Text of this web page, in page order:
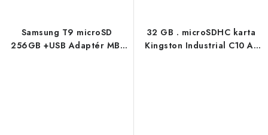
Samsung T9 microSD
256GB +USB Adaptér MB-
32 GB . microSDHC karta
Kingston Industrial C10 A1